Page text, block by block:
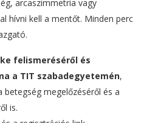
arcaszimmetria vagy
hívni kell a mentőt. Minden perc
felismeréséről és
a TIT szabadegyetemén,
megelőzéséről és a
is.